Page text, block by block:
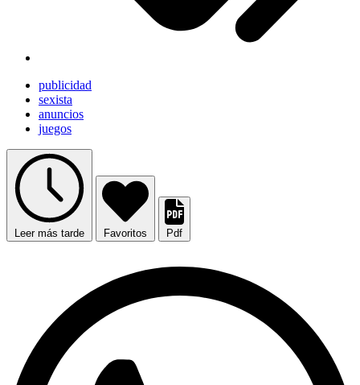
publicidad
sexista
anuncios
juegos
Leer más tarde Favoritos Pdf